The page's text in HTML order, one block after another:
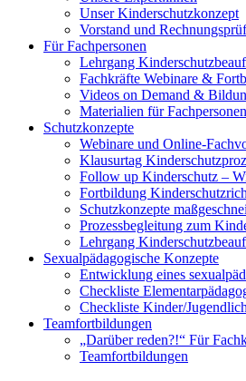
Unser Kinderschutzkonzept
Vorstand und
Für Fachpersonen
Lehrgang
Fachkräfte Webinare &
Videos on Demand &
Materialien für Fachpersonen
Schutzkonzepte
Webinare und Online-
Klausurtag
Follow up Kinderschutz –
Fortbildung
Schutzkonzepte
Prozessbegleitung zum
Lehrgang
Sexualpädagogische Konzepte
Entwicklung eines
Checkliste
Checkliste Kinder/
Teamfortbildungen
„Darüber reden?!“ Für
Teamfortbildungen